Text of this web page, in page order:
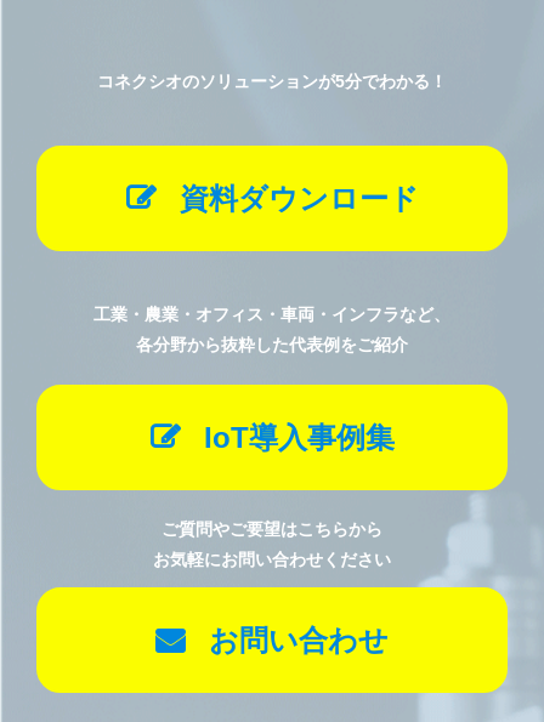
コネクシオのソリューションが5分でわかる！
資料ダウンロード
工業・農業・オフィス・車両・インフラなど、
各分野から抜粋した代表例をご紹介
IoT導入事例集
ご質問やご要望はこちらから
お気軽にお問い合わせください
お問い合わせ